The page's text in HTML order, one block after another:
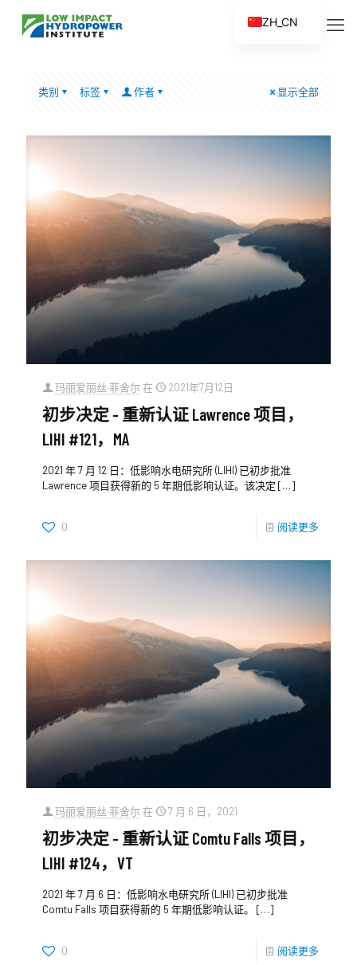
类别 标签 作者 显示全部
玛丽爱丽丝·菲舍尔 在 2021年7月12日
初步决定 - 重新认证 Lawrence 项目，
LIHI #121，MA
2021 年 7 月 12 日：低影响水电研究所 (LIHI) 已初步批准
Lawrence 项目获得新的 5 年期低影响认证。该决定 […]
0 阅读更多
玛丽爱丽丝·菲舍尔 在 7 月 6 日，2021
初步决定 - 重新认证 Comtu Falls 项目，
LIHI #124，VT
2021 年 7 月 6 日：低影响水电研究所 (LIHI) 已初步批准
Comtu Falls 项目获得新的 5 年期低影响认证。
[…]
0 阅读更多
ZH_CN